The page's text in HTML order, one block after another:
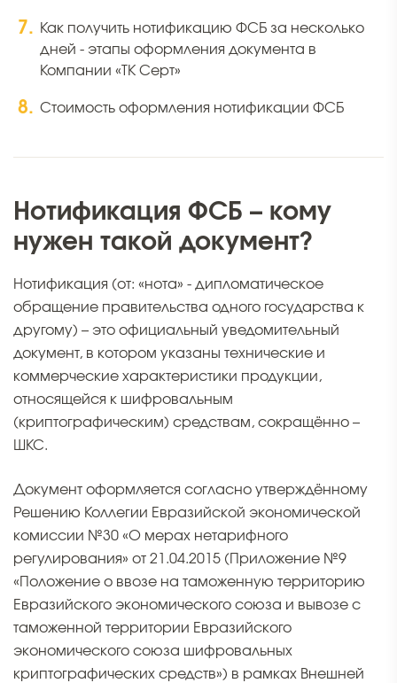
Как получить нотификацию ФСБ за несколько
дней - этапы оформления документа в
Компании «ТК Серт»
Стоимость оформления нотификации ФСБ
Нотификация ФСБ – кому
нужен такой документ?
Нотификация (от: «нота» - дипломатическое
обращение правительства одного государства к
другому) – это официальный уведомительный
документ, в котором указаны технические и
коммерческие характеристики продукции,
относящейся к шифровальным
(криптографическим) средствам, сокращённо –
ШКС.
Документ оформляется согласно утверждённому
Решению Коллегии Евразийской экономической
комиссии №30 «О мерах нетарифного
регулирования» от 21.04.2015 (Приложение №9
«Положение о ввозе на таможенную территорию
Евразийского экономического союза и вывозе с
таможенной территории Евразийского
экономического союза шифровальных
криптографических средств») в рамках Внешней